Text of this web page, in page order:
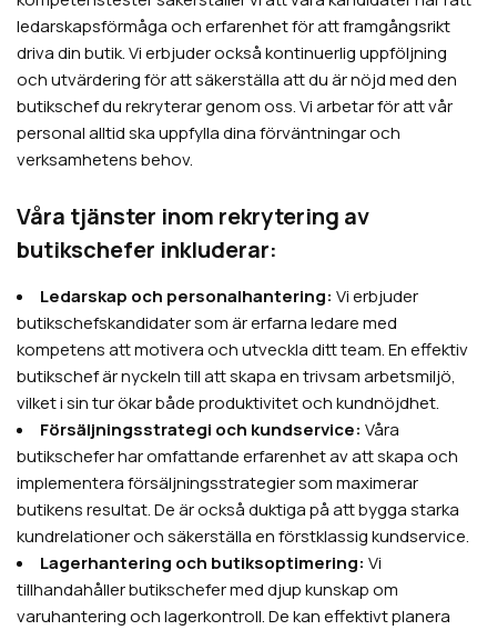
ledarskapsförmåga och erfarenhet för att framgångsrikt
driva din butik. Vi erbjuder också kontinuerlig uppföljning
och utvärdering för att säkerställa att du är nöjd med den
butikschef du rekryterar genom oss. Vi arbetar för att vår
personal alltid ska uppfylla dina förväntningar och
verksamhetens behov.
Våra tjänster inom rekrytering av
butikschefer inkluderar:
Ledarskap och personalhantering: Vi erbjuder
butikschefskandidater som är erfarna ledare med
kompetens att motivera och utveckla ditt team. En effektiv
butikschef är nyckeln till att skapa en trivsam arbetsmiljö,
vilket i sin tur ökar både produktivitet och kundnöjdhet.
Försäljningsstrategi och kundservice: Våra
butikschefer har omfattande erfarenhet av att skapa och
implementera försäljningsstrategier som maximerar
butikens resultat. De är också duktiga på att bygga starka
kundrelationer och säkerställa en förstklassig kundservice.
Lagerhantering och butiksoptimering: Vi
tillhandahåller butikschefer med djup kunskap om
varuhantering och lagerkontroll. De kan effektivt planera